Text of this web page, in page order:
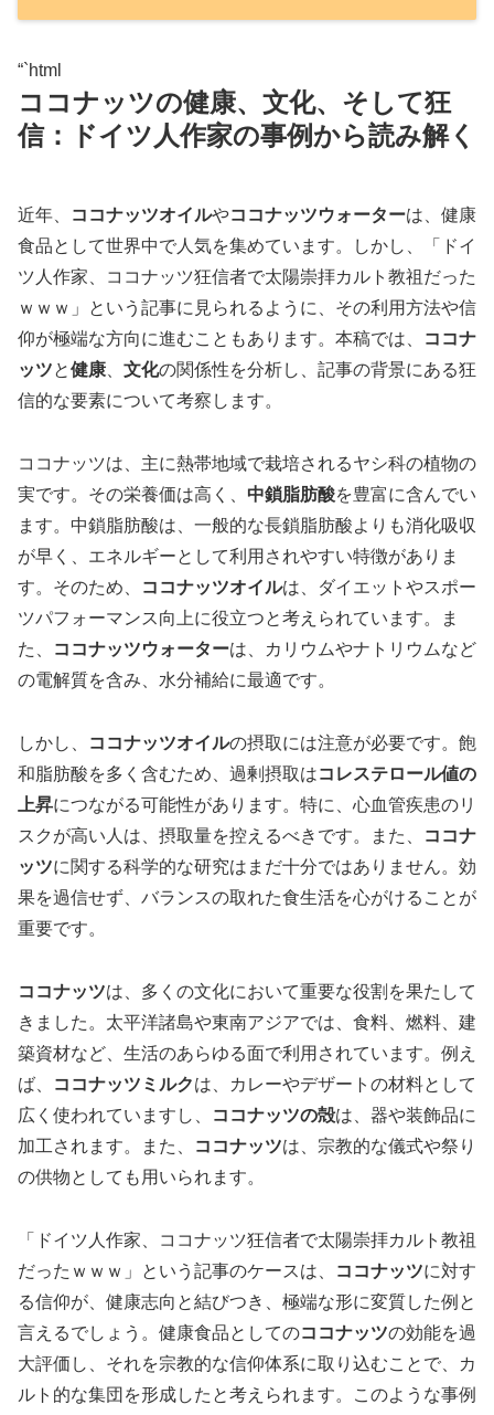
“`html
ココナッツの健康、文化、そして狂
信：ドイツ人作家の事例から読み解く
近年、 ココナッツオイルやココナッツウォーターは、健康
食品として世界中で人気を集めています。しかし、「ドイ
ツ人作家、ココナッツ狂信者で太陽崇拝カルト教祖だった
ｗｗｗ」という記事に見られるように、その利用方法や信
仰が極端な方向に進むこともあります。本稿では、
ココナ
ッツと健康、 文化の関係性を分析し、記事の背景にある狂
信的な要素について考察します。
ココナッツは、主に熱帯地域で栽培されるヤシ科の植物の
実です。その栄養価は高く、 中鎖脂肪酸を豊富に含んでい
ます。中鎖脂肪酸は、一般的な長鎖脂肪酸よりも消化吸収
が早く、エネルギーとして利用されやすい特徴がありま
す。そのため、
ココナッツオイルは、ダイエットやスポー
ツパフォーマンス向上に役立つと考えられています。ま
た、
ココナッツウォーターは、カリウムやナトリウムなど
の電解質を含み、水分補給に最適です。
しかし、 ココナッツオイルの摂取には注意が必要です。飽
和脂肪酸を多く含むため、過剰摂取はコレステロール値の
上昇につながる可能性があります。特に、心血管疾患のリ
スクが高い人は、摂取量を控えるべきです。また、
ココナ
ッツに関する科学的な研究はまだ十分ではありません。効
果を過信せず、バランスの取れた食生活を心がけることが
重要です。
ココナッツは、多くの文化において重要な役割を果たして
きました。太平洋諸島や東南アジアでは、食料、燃料、建
築資材など、生活のあらゆる面で利用されています。例え
ば、
ココナッツミルクは、カレーやデザートの材料として
広く使われていますし、
ココナッツの殻は、器や装飾品に
加工されます。また、
ココナッツは、宗教的な儀式や祭り
の供物としても用いられます。
「ドイツ人作家、ココナッツ狂信者で太陽崇拝カルト教祖
だったｗｗｗ」という記事のケースは、
ココナッツに対す
る信仰が、健康志向と結びつき、極端な形に変質した例と
言えるでしょう。健康食品としてのココナッツの効能を過
大評価し、それを宗教的な信仰体系に取り込むことで、カ
ルト的な集団を形成したと考えられます。このような事例